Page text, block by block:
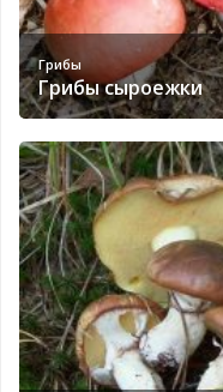
Грибы
Грибы сыроежки